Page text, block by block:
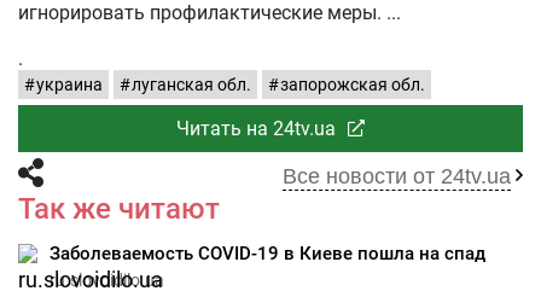
игнорировать профилактические меры.
.
украина луганская обл. запорожская обл.
Читать на 24tv.ua
Все новости от 24tv.ua
Так же читают
Заболеваемость COVID-19 в Киеве пошла на спад
ru.slovoidilo.ua